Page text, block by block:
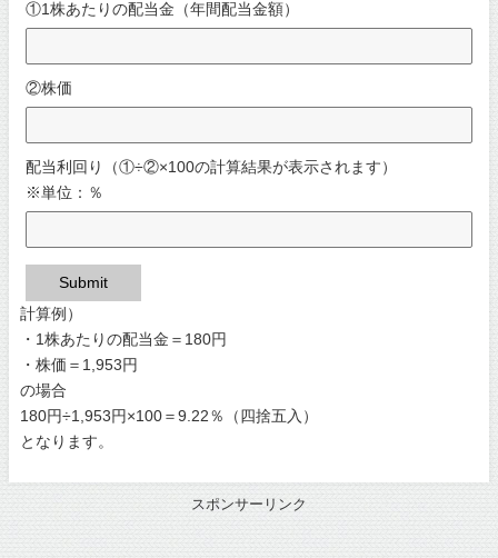
①1株あたりの配当金（年間配当金額）
②株価
配当利回り（①÷②×100の計算結果が表示されます）
※単位：％
Submit
計算例）
・1株あたりの配当金＝180円
・株価＝1,953円
の場合
180円÷1,953円×100＝9.22％（四捨五入）
となります。
スポンサーリンク